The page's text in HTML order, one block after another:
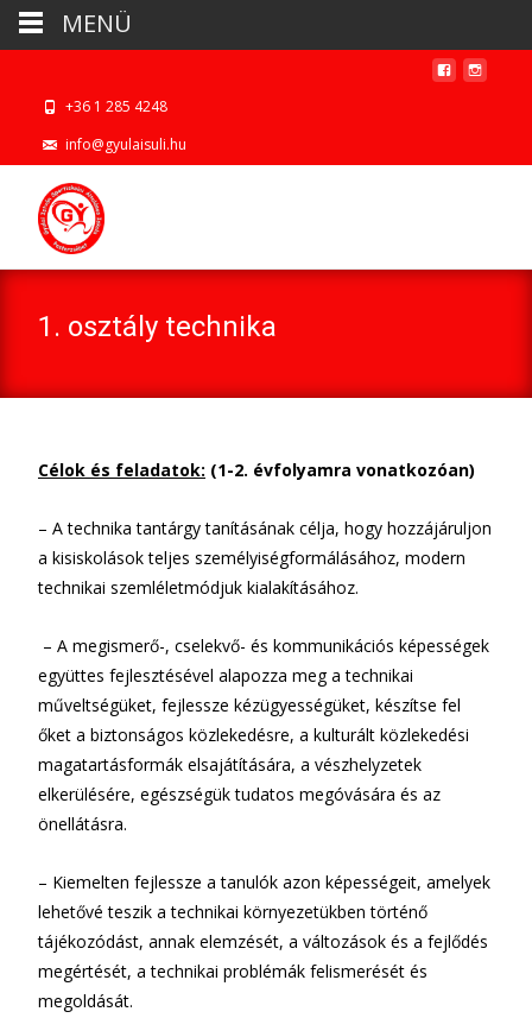
+36 1 285 4248
info@gyulaisuli.hu
1. osztály technika
Célok és feladatok: (1-2. évfolyamra vonatkozóan)
– A technika tantárgy tanításának célja, hogy hozzájáruljon
a kisiskolások teljes személyiségformálásához, modern
technikai szemléletmódjuk kialakításához.
– A megismerő-, cselekvő- és kommunikációs képességek
együttes fejlesztésével alapozza meg a technikai
műveltségüket, fejlessze kézügyességüket, készítse fel
őket a biztonságos közlekedésre, a kulturált közlekedési
magatartásformák elsajátítására, a vészhelyzetek
elkerülésére, egészségük tudatos megóvására és az
önellátásra.
– Kiemelten fejlessze a tanulók azon képességeit, amelyek
lehetővé teszik a technikai környezetükben történő
tájékozódást, annak elemzését, a változások és a fejlődés
megértését, a technikai problémák felismerését és
megoldását.
MENÜ